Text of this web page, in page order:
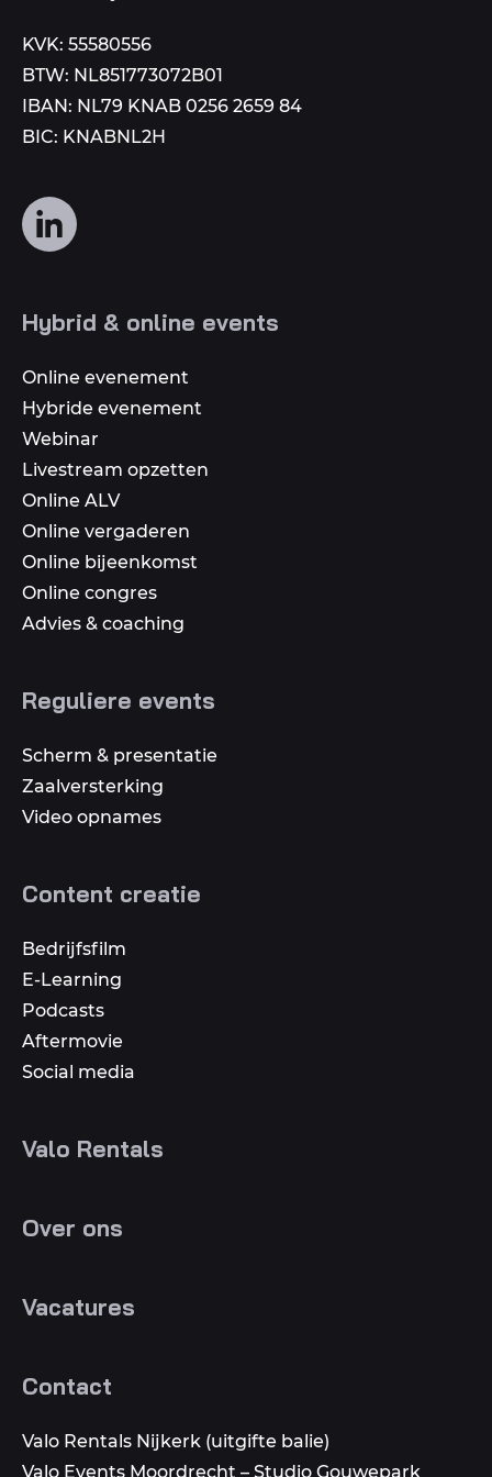
KVK: 55580556
BTW: NL851773072B01
IBAN: NL79 KNAB 0256 2659 84
BIC: KNABNL2H
Volg
ons
media
Hybrid & online events
Online evenement
Hybride evenement
Webinar
Livestream opzetten
Online ALV
Online vergaderen
Online bijeenkomst
Online congres
Advies & coaching
Reguliere events
Scherm & presentatie
Zaalversterking
Video opnames
Content creatie
Bedrijfsfilm
E-Learning
Podcasts
Aftermovie
Social media
Valo Rentals
Over ons
Vacatures
Contact
Valo Rentals Nijkerk (uitgifte balie)
Valo Events Moordrecht – Studio Gouwepark